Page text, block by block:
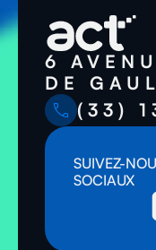
6
DE
(33)
SUIVEZ-
SOCIAUX